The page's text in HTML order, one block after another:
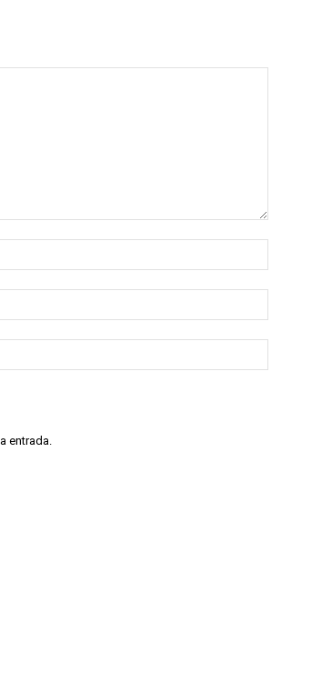
entrada.